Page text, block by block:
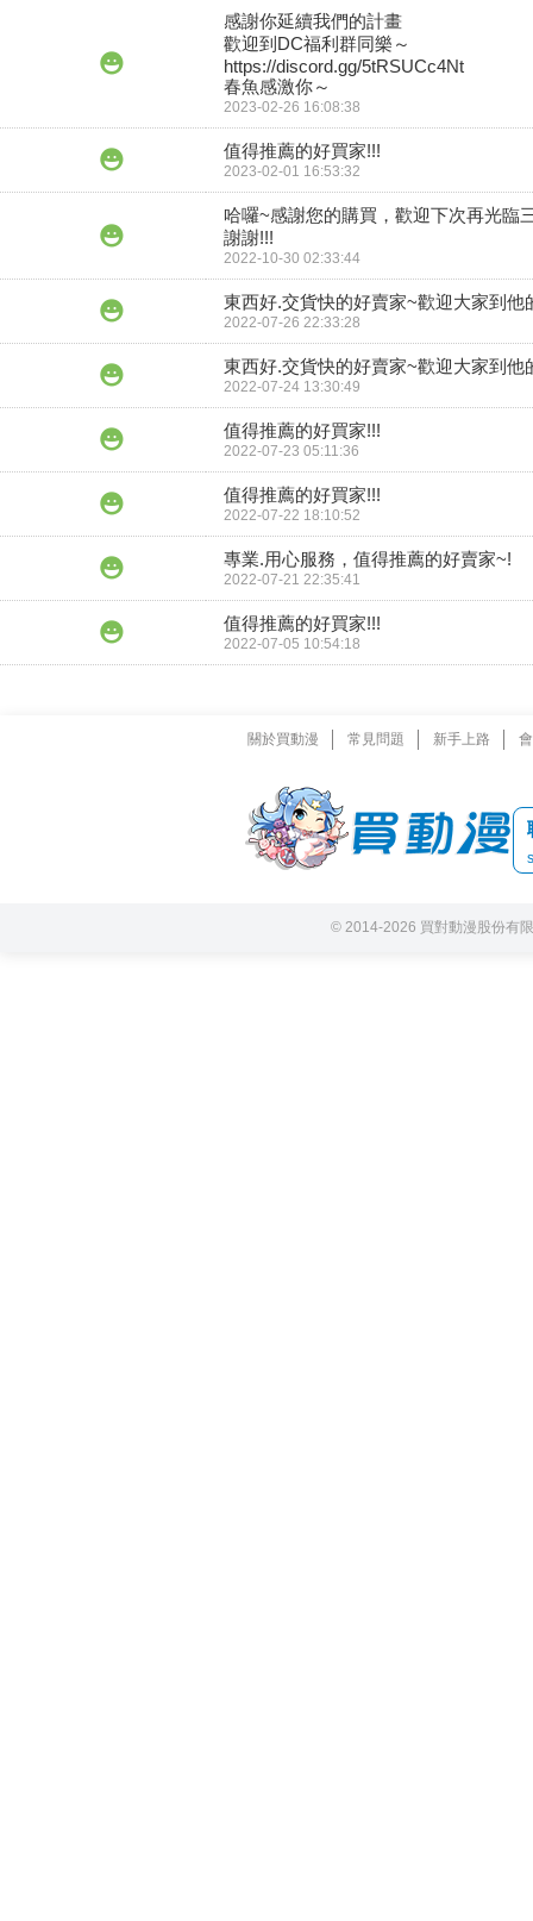
感謝你延續我們的計畫
歡迎到DC福利群同樂～
https://discord.gg/5tRSUCc4Nt
春魚感激你～
2023-02-26 16:08:38
值得推薦的好買家!!!
2023-02-01 16:53:32
哈囉~感謝您的購買，歡迎下次再光臨
謝謝!!!
2022-10-30 02:33:44
東西好.交貨快的好賣家~歡迎大家到他
2022-07-26 22:33:28
東西好.交貨快的好賣家~歡迎大家到他
2022-07-24 13:30:49
值得推薦的好買家!!!
2022-07-23 05:11:36
值得推薦的好買家!!!
2022-07-22 18:10:52
專業.用心服務，值得推薦的好賣家~!
2022-07-21 22:35:41
值得推薦的好買家!!!
2022-07-05 10:54:18
關於買動漫 常見問題 新手上路
© 2014-2026 買對動漫股份有